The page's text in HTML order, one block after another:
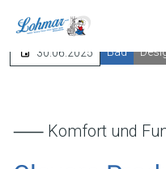
30.06.2025 Bad
⸺ Komfort und